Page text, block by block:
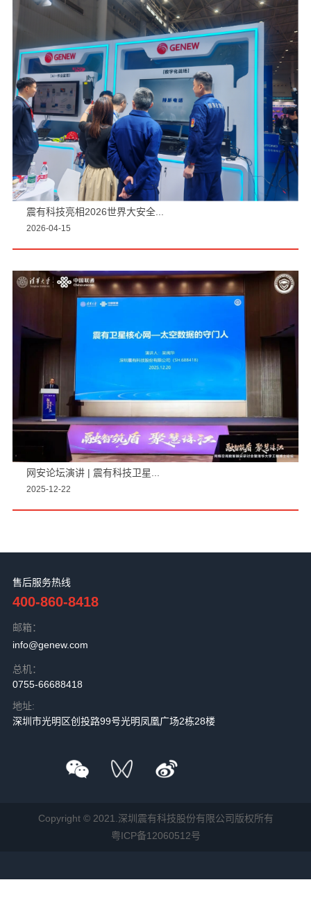
震有科技亮相2026世界大安全...
2026-04-15
网安论坛演讲 | 震有科技卫星...
2025-12-22
售后服务热线
400-860-8418
邮箱：
info@genew.com
总机：
0755-66688418
地址:
深圳市光明区创投路99号光明凤凰广场2栋28楼
Copyright © 2021.深圳震有科技股份有限公司版权所有
粤ICP备12060512号